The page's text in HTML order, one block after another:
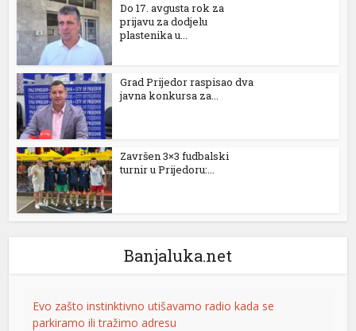
Do 17. avgusta rok za
prijavu za dodjelu
plastenika u...
Grad Prijedor raspisao dva
javna konkursa za...
Završen 3×3 fudbalski
turnir u Prijedoru:...
Banjaluka.net
Evo zašto instinktivno utišavamo radio kada se
parkiramo ili tražimo adresu